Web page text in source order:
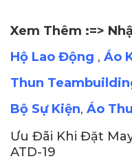
Xem Thêm :=>
Hộ Lao Động , Áo
Thun
Bộ Sự Kiện, Áo
Ưu Đãi Khi Đặt
ATD-19